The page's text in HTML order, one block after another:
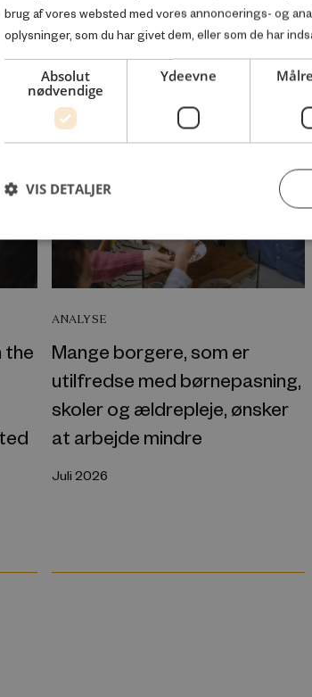
indenfor samme
the
ANALYSE
Mange borgere, som er
utilfredse med børnepasning,
skoler og ældrepleje, ønsker
at arbejde mindre
Juli 2026
brug af vores websted med vores annoncerings- og
oplysninger, som du har givet dem, eller som de har
Absolut
nødvendige
Ydeevne
VIS DETALJER